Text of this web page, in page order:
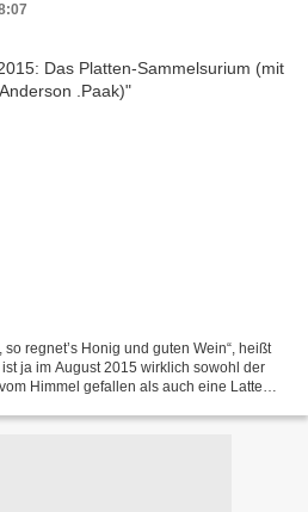
so regnet’s Honig und guten Wein“, heißt
ja im August 2015 wirklich sowohl der
Himmel gefallen als auch eine Latte